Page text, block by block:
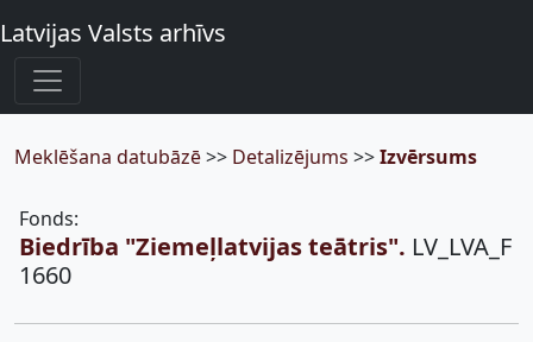
Latvijas Valsts arhīvs
Meklēšana datubāzē>> Detalizējums >>Izvērsums
Fonds:
Biedrība "Ziemeļlatvijas teātris". LV_LVA_F
1660